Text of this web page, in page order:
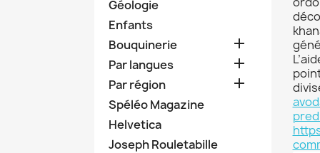
Géologie
Enfants
Bouquinerie

Par langues 
Par région 
Spéléo Magazine
Helvetica
Joseph Rouletabille